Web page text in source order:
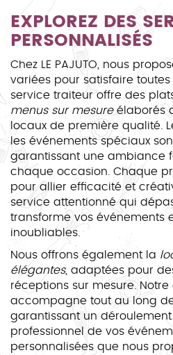
EXPLOREZ DES
PERSONNALISÉS
Chez LE PAJUTO, nous
variées pour satisfaire toutes
service traiteur offre des
menus sur mesureélaborés
locaux de première qualité.
les événements spéciaux
garantissant une ambiance
chaque occasion. Chaque
pour allier efficacité et
service attentionné qui
transforme vos événements
inoubliables.
Nous offrons également la
élégantes, adaptées pour
réceptions sur mesure.
accompagne tout au long
garantissant un
professionnel de vos
personnalisées que nous